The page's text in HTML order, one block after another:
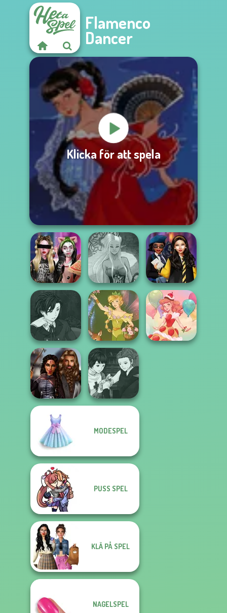
Flamenco
Dancer
Klicka för att spela
Billie's Weekly
Planner
Dark Mage
Creator
Hogwarts
Princesses
Manga Creator
Vampire Hunter
P...
Vintage Fairy
Medieval
Princesses
Manga Creator
Vampire Hunter
MODESPEL
PUSS SPEL
KLÄ PÅ SPEL
NAGELSPEL